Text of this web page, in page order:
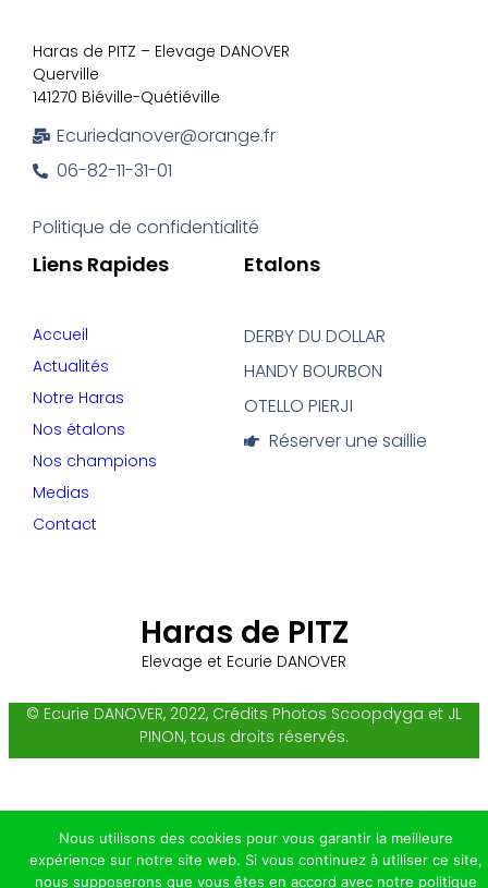
Haras de PITZ
Elevage et Ecurie DANOVER
Etalons
DERBY DU DOLLAR
HANDY BOURBON
OTELLO PIERJI
Réserver une saillie
Liens Rapides
Accueil
Actualités
Notre Haras
Nos étalons
Nos champions
Medias
Contact
Haras de PITZ – Elevage DANOVER
Querville
141270 Biéville-Quétiéville
Ecuriedanover@orange.fr
06-82-11-31-01
Politique de confidentialité
© Ecurie DANOVER, 2022, Crédits Photos Scoopdyga et JL
PINON, tous droits réservés.
Nous utilisons des cookies pour vous garantir la meilleure
expérience sur notre site web. Si vous continuez à utiliser ce site,
nous supposerons que vous êtes en accord avec notre politique